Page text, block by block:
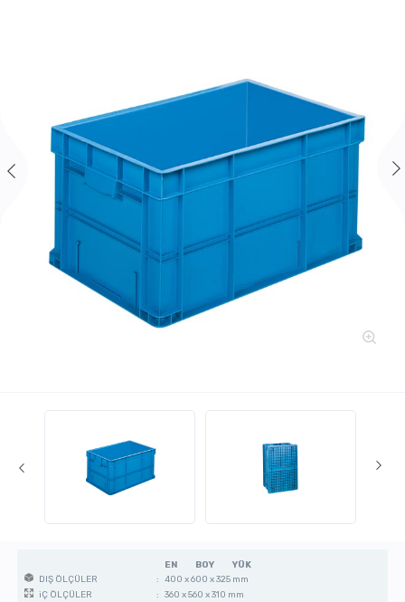
EN BOY
YÜK
DIŞ ÖLÇÜLER
: 400 x 600 x 325 mm
iÇ ÖLÇÜLER
: 360 x 560 x 310 mm